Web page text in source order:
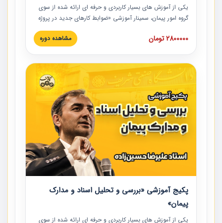
یکی از آموزش‏‏‏‏‏‏ های بسیار کاربردی و حرفه‏ ای ارائه شده از سوی
گروه امور پیمان، سمینار آموزشی «ضوابط کارهای جدید در پروژه
های عمرانی» چالش ها، تخلفات و راه حل ها با نگرش قراردادی
است که در محل سندیکای شرکت های ساختمانی کشور ارائه شد.
مدارک پیمان به همراه تجربیات عملی ارائه شده است.
2800000 تومان مشاهده دوره
پکیج آموزشی «بررسی و تحلیل اسناد و مدارک
پیمان»
یکی از آموزش‏‏‏‏‏‏ های بسیار کاربردی و حرفه‏ ای ارائه شده از سوی